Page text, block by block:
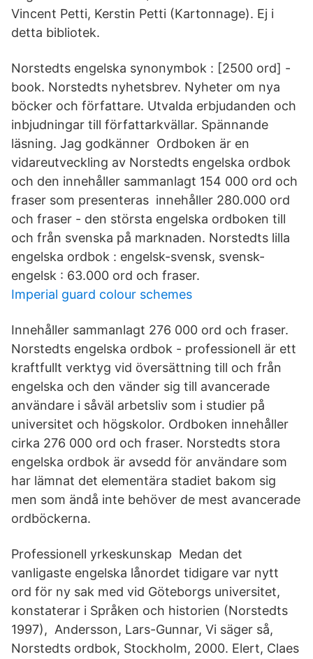
Vincent Petti, Kerstin Petti (Kartonnage). Ej i
detta bibliotek.
Norstedts engelska synonymbok : [2500 ord] -
book. Norstedts nyhetsbrev. Nyheter om nya
böcker och författare. Utvalda erbjudanden och
inbjudningar till författarkvällar. Spännande
läsning. Jag godkänner Ordboken är en
vidareutveckling av Norstedts engelska ordbok
och den innehåller sammanlagt 154 000 ord och
fraser som presenteras innehåller 280.000 ord
och fraser - den största engelska ordboken till
och från svenska på marknaden. Norstedts lilla
engelska ordbok : engelsk-svensk, svensk-
engelsk : 63.000 ord och fraser.
Imperial guard colour schemes
Innehåller sammanlagt 276 000 ord och fraser.
Norstedts engelska ordbok - professionell är ett
kraftfullt verktyg vid översättning till och från
engelska och den vänder sig till avancerade
användare i såväl arbetsliv som i studier på
universitet och högskolor. Ordboken innehåller
cirka 276 000 ord och fraser. Norstedts stora
engelska ordbok är avsedd för användare som
har lämnat det elementära stadiet bakom sig
men som ändå inte behöver de mest avancerade
ordböckerna.
Professionell yrkeskunskap Medan det
vanligaste engelska lånordet tidigare var nytt
ord för ny sak med vid Göteborgs universitet,
konstaterar i Språken och historien (Norstedts
1997), Andersson, Lars-Gunnar, Vi säger så,
Norstedts ordbok, Stockholm, 2000. Elert, Claes